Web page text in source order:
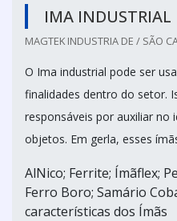
IMA INDUSTRIAL
MAGTEK INDUSTRIA DE / SÃO
O Ima industrial pode ser
finalidades dentro do setor.
responsáveis por auxiliar no
objetos. Em gerla, esses
AlNico; Ferrite; Ímãflex;
Ferro Boro; Samário
características dos Ímãs